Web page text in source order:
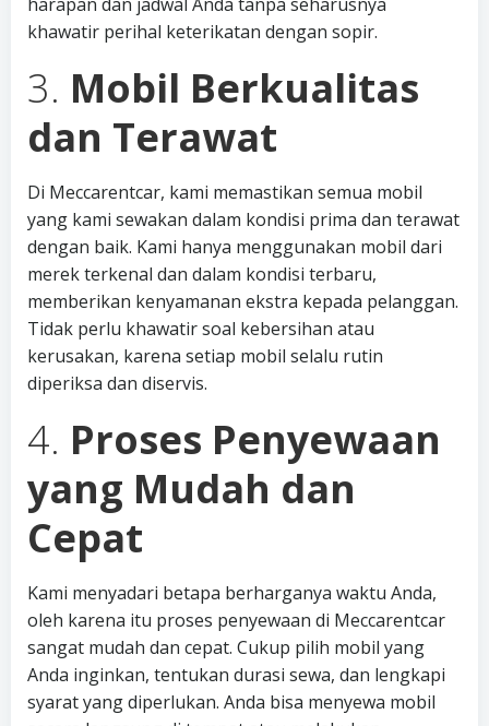
khawatir perihal keterikatan dengan sopir.
3. Mobil Berkualitas
dan Terawat
Di Meccarentcar, kami memastikan semua mobil
yang kami sewakan dalam kondisi prima dan terawat
dengan baik. Kami hanya menggunakan mobil dari
merek terkenal dan dalam kondisi terbaru,
memberikan kenyamanan ekstra kepada pelanggan.
Tidak perlu khawatir soal kebersihan atau
kerusakan, karena setiap mobil selalu rutin
diperiksa dan diservis.
4. Proses Penyewaan
yang Mudah dan
Cepat
Kami menyadari betapa berharganya waktu Anda,
oleh karena itu proses penyewaan di Meccarentcar
sangat mudah dan cepat. Cukup pilih mobil yang
Anda inginkan, tentukan durasi sewa, dan lengkapi
syarat yang diperlukan. Anda bisa menyewa mobil